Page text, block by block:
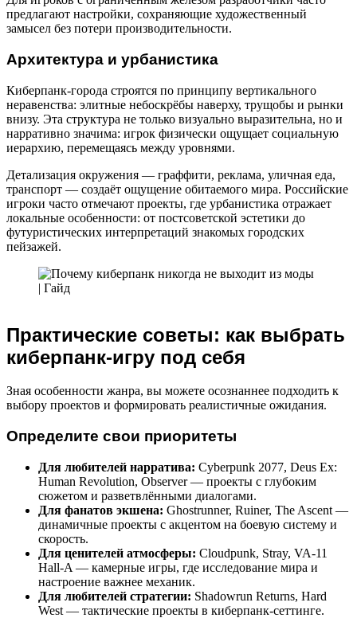
предлагают настройки, сохраняющие художественный
замысел без потери производительности.
Архитектура и урбанистика
Киберпанк-города строятся по принципу вертикального
неравенства: элитные небоскрёбы наверху, трущобы и рынки
внизу. Эта структура не только визуально выразительна, но и
нарративно значима: игрок физически ощущает социальную
иерархию, перемещаясь между уровнями.
Детализация окружения — граффити, реклама, уличная еда,
транспорт — создаёт ощущение обитаемого мира. Российские
игроки часто отмечают проекты, где урбанистика отражает
локальные особенности: от постсоветской эстетики до
футуристических интерпретаций знакомых городских
пейзажей.
Практические советы: как выбрать
киберпанк-игру под себя
Зная особенности жанра, вы можете осознаннее подходить к
выбору проектов и формировать реалистичные ожидания.
Определите свои приоритеты
Для любителей нарратива: Cyberpunk 2077, Deus Ex:
Human Revolution, Observer — проекты с глубоким
сюжетом и разветвлёнными диалогами.
Для фанатов экшена: Ghostrunner, Ruiner, The Ascent —
динамичные проекты с акцентом на боевую систему и
скорость.
Для ценителей атмосферы: Cloudpunk, Stray, VA-11
Hall-A — камерные игры, где исследование мира и
настроение важнее механик.
Для любителей стратегии: Shadowrun Returns, Hard
West — тактические проекты в киберпанк-сеттинге.